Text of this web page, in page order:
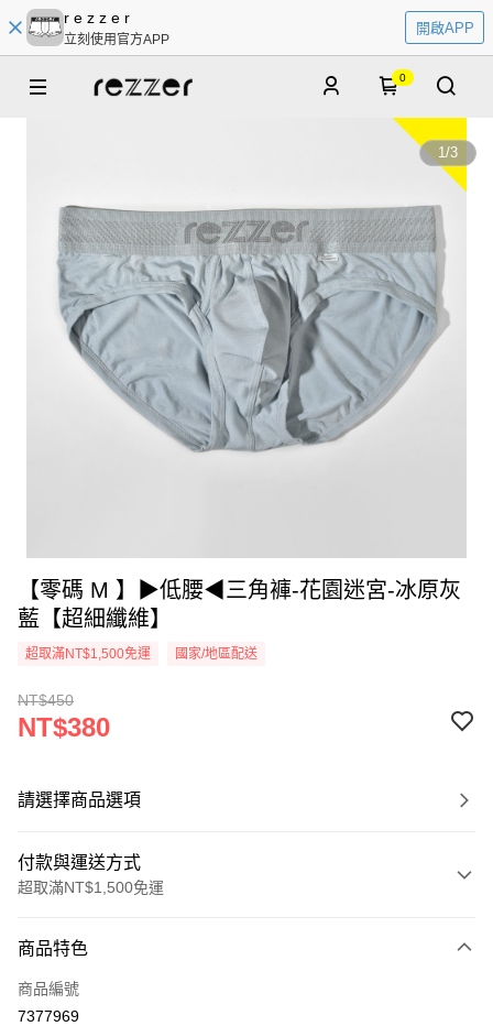
r e z z e r
立刻使用官方APP
開啟APP
0
1/3
【零碼 M 】▶低腰◀三角褲-花園迷宮-冰原灰
藍【超細纖維】
超取滿NT$1,500免運 國家/地區配送
NT$450
NT$380
請選擇商品選項
付款與運送方式
超取滿NT$1,500免運
信用卡一次付款
超商取貨付款
商品特色
商品編號
7377969